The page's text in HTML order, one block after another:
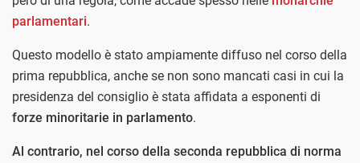
parlamentari.
Questo modello è stato ampiamente diffuso nel corso della
prima repubblica, anche se non sono mancati casi in cui la
presidenza del consiglio è stata affidata a esponenti di
forze minoritarie in parlamento.
Al contrario, nel corso della seconda repubblica di norma